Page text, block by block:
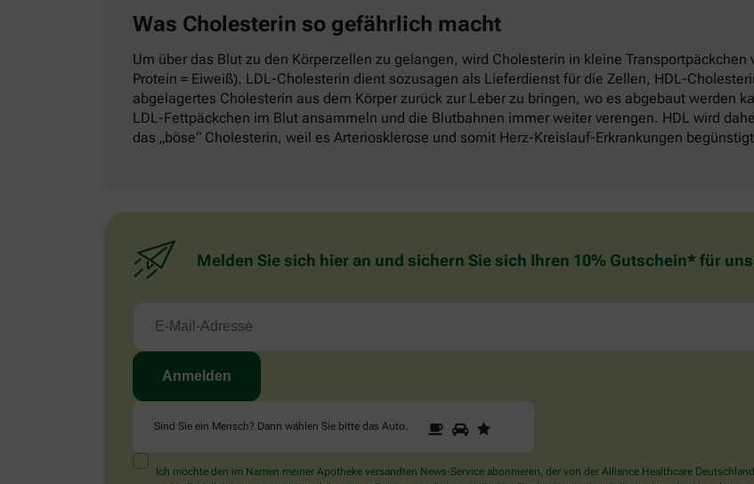
Was Cholesterin so gefährlich macht
Um über das Blut zu den Körperzellen zu gelangen, wird Cholesterin in kleine
Protein = Eiweiß). LDL-Cholesterin dient sozusagen als Lieferdienst für die Zellen, HDL-
abgelagertes Cholesterin aus dem Körper zurück zur Leber zu bringen, wo es abgebaut werden
LDL-Fettpäckchen im Blut ansammeln und die Blutbahnen immer weiter verengen. HDL wird
das „böse“ Cholesterin, weil es Arteriosklerose und somit Herz-Kreislauf-Erkrankungen
Melden Sie sich hier an und sichern Sie sich Ihren 10% Gutschein* für
Sind Sie ein Mensch? Dann wählen Sie bitte das Auto.
Sind
Sie
Mensch?
1 2
Ich möchte den im Namen meiner Apotheke versandten News-Service abonnieren, der von der Alliance Healthcare